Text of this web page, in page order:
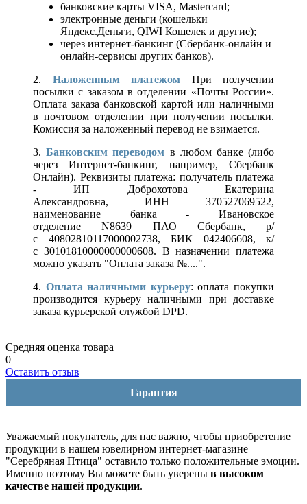
банковские карты VISA, Mastercard;
электронные деньги (кошельки
Яндекс.Деньги, QIWI Кошелек и другие);
через интернет-банкинг (Сбербанк-онлайн и
онлайн-сервисы других банков).
2. Наложенным платежом При получении
посылки с заказом в отделении «Почты России».
Оплата заказа банковской картой или наличными
в почтовом отделении при получении посылки.
Комиссия за наложенный перевод не взимается.
3.Банковским переводом в любом банке (либо
через Интернет-банкинг, например, Сбербанк
Онлайн). Реквизиты платежа: получатель платежа
- ИП Доброхотова Екатерина
Александровна, ИНН 370527069522,
наименование банка - Ивановское
отделение N8639 ПАО Сбербанк, р/
с 40802810117000002738, БИК 042406608, к/
с 30101810000000000608. В назначении платежа
можно указать "Оплата заказа №....".
4. Оплата наличными курьеру: оплата покупки
производится курьеру наличными при доставке
заказа курьерской службой DPD.
Средняя оценка товара
0
Оставить отзыв
Гарантия
Уважаемый покупатель, для нас важно, чтобы приобретение
продукции в нашем ювелирном интернет-магазине
"Серебряная Птица" оставило только положительные эмоции.
Именно поэтому Вы можете быть уверены в высоком
качестве нашей продукции.